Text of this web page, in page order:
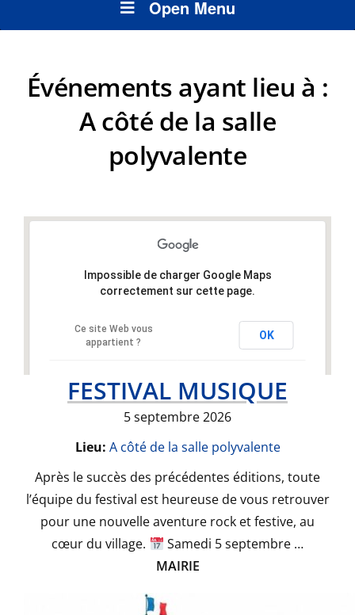
Open Menu
Événements ayant lieu à :
A côté de la salle
polyvalente
Impossible de charger Google Maps
correctement sur cette page.
Ce site Web vous
appartient ?
OK
FESTIVAL MUSIQUE
5 septembre 2026
Lieu: A côté de la salle polyvalente
Après le succès des précédentes éditions, toute
l’équipe du festival est heureuse de vous retrouver
pour une nouvelle aventure rock et festive, au
cœur du village.
Samedi 5 septembre …
MAIRIE